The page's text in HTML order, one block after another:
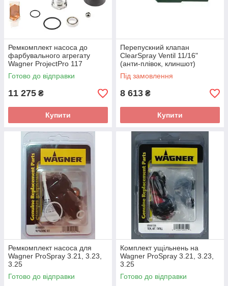
Ремкомплект насоса до
фарбувального агрегату
Wagner ProjectPro 117
Готово до відправки
11 275 ₴
Купити
Перепускний клапан
ClearSpray Ventil 11/16"
(анти-плівок, клиншот)
Під замовлення
8 613 ₴
Купити
Ремкомплект насоса для
Wagner ProSpray 3.21, 3.23,
3.25
Готово до відправки
Комплект ущільнень на
Wagner ProSpray 3.21, 3.23,
3.25
Готово до відправки